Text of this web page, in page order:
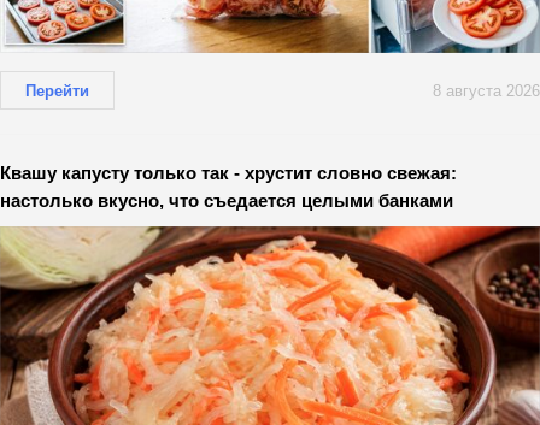
Перейти 8 августа 2026
Квашу капусту только так - хрустит словно свежая:
настолько вкусно, что съедается целыми банками